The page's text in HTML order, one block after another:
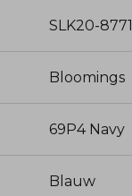
SLK20-8771
Bloomings
69P4 Navy
Blauw